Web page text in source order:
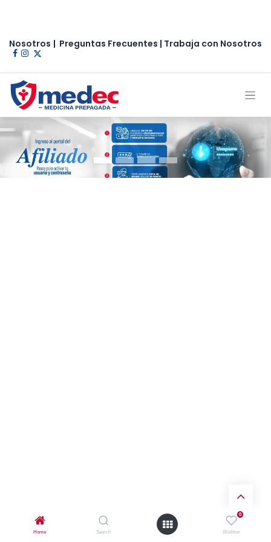
Home Search
0
Wishlist
Nosotros | Preguntas Frecuentes | Trabaja con Nosotros​